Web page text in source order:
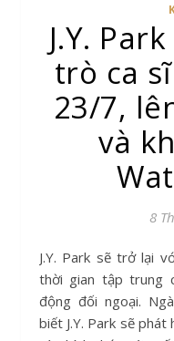
J.Y.
trò ca
23/7,
và
8
J.Y. Park sẽ trở lại với vai trò nghệ sĩ biểu diễn sau
thời gian tập trung
động đối ngoại.
biết J.Y. Park sẽ